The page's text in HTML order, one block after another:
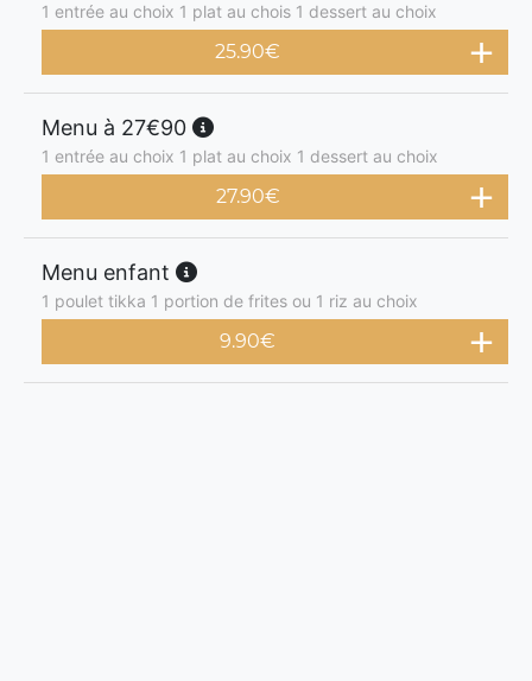
1 entrée au choix 1 plat au chois 1 dessert au choix
25.90€
Menu à 27€90
1 entrée au choix 1 plat au choix 1 dessert au choix
27.90€
Menu enfant
1 poulet tikka 1 portion de frites ou 1 riz au choix
9.90€